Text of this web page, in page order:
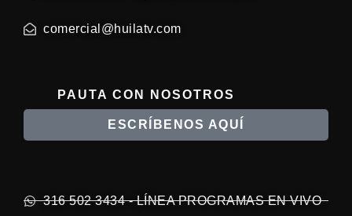
comercial@huilatv.com
PAUTA CON NOSOTROS
ESCRÍBENOS AQUÍ
316 502 3434 - LÍNEA PROGRAMAS EN VIVO